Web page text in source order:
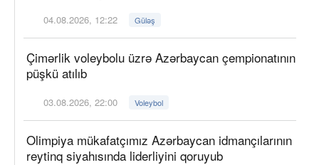
04.08.2026, 12:22 Güləş
Çimərlik voleybolu üzrə Azərbaycan çempionatının
püşkü atılıb
03.08.2026, 22:00 Voleybol
Olimpiya mükafatçımız Azərbaycan idmançılarının
reytinq siyahısında liderliyini qoruyub